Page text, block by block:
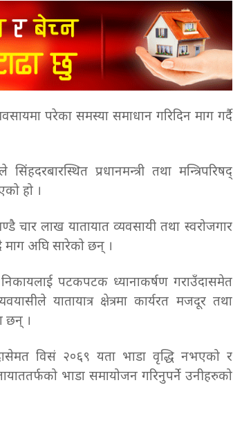
परेका समस्या समाधान गरिदिन माग गर्दै
प्रधानमन्त्री तथा मन्त्रिपरिषद्
हो ।
चार लाख यातायात व्यवसायी तथा स्वरोजगार
माग अघि सारेको छन् ।
पटकपटक ध्यानाकर्षण गराउँदासमेत
यातायात्र क्षेत्रमा कार्यरत मजदूर तथा
छन् ।
विसं २०६९ यता भाडा वृद्धि नभएको र
भाडा समायोजन गरिनुपर्ने उनीहरुको